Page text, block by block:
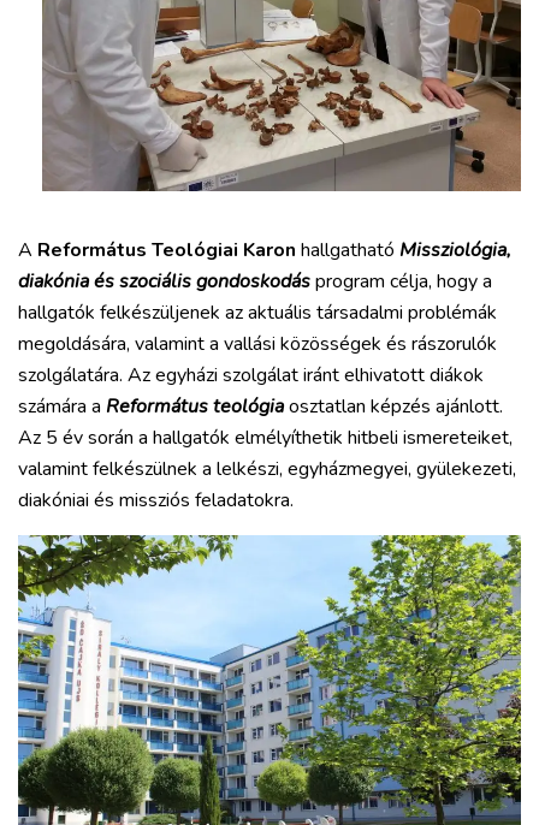
A Református Teológiai Karon hallgatható Missziológia,
diakónia és szociális gondoskodásprogram célja, hogy a
hallgatók felkészüljenek az aktuális társadalmi problémák
megoldására, valamint a vallási közösségek és rászorulók
szolgálatára. Az egyházi szolgálat iránt elhivatott diákok
számára a Református teológiaosztatlan képzés ajánlott.
Az 5 év során a hallgatók elmélyíthetik hitbeli ismereteiket,
valamint felkészülnek a lelkészi, egyházmegyei, gyülekezeti,
diakóniai és missziós feladatokra.